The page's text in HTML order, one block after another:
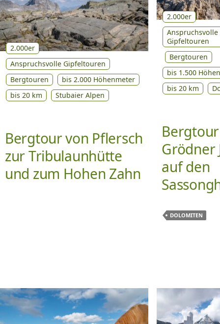
2.000er
Anspruchsvolle Gipfeltouren
Bergtouren
bis 2.000 Höhenmeter
bis 20 km
Stubaier Alpen
Bergtour von Pflersch
zur Tribulaunhütte
und zum Hohen Zahn
2.000er
Anspruchsvolle
Gipfeltouren
Bergtouren
bis 1.500
bis 20 km
Grödner
auf den
DOLOMITEN